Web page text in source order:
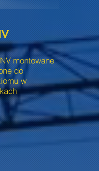
montowane
do
w